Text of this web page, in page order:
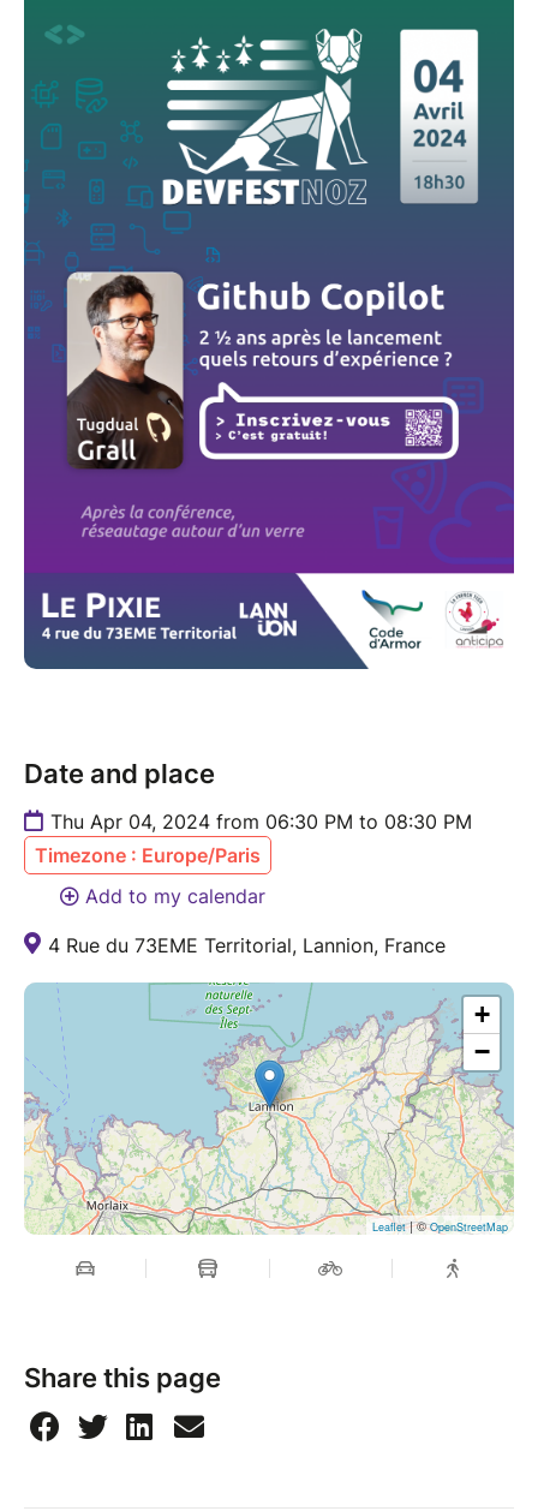
Date and place
Thu Apr 04, 2024 from 06:30 PM to 08:30 PM
Timezone : Europe/Paris
Add to my calendar
4 Rue du 73EME Territorial, Lannion, France
+
−
Leaflet| ©OpenStreetMap
Share this page